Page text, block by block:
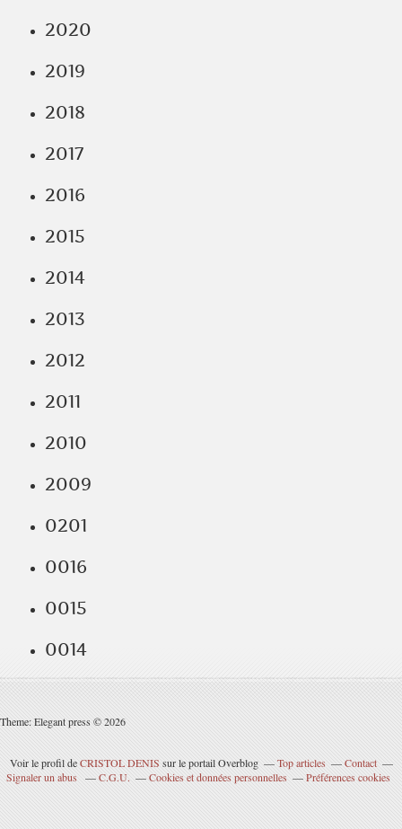
2020
2019
2018
2017
2016
2015
2014
2013
2012
2011
2010
2009
0201
0016
0015
0014
Theme: Elegant press © 2026
Voir le profil deCRISTOL DENIS sur le portail Overblog Top articles
Contact
Signaler un abus
C.G.U. Cookies et données personnelles Préférences cookies